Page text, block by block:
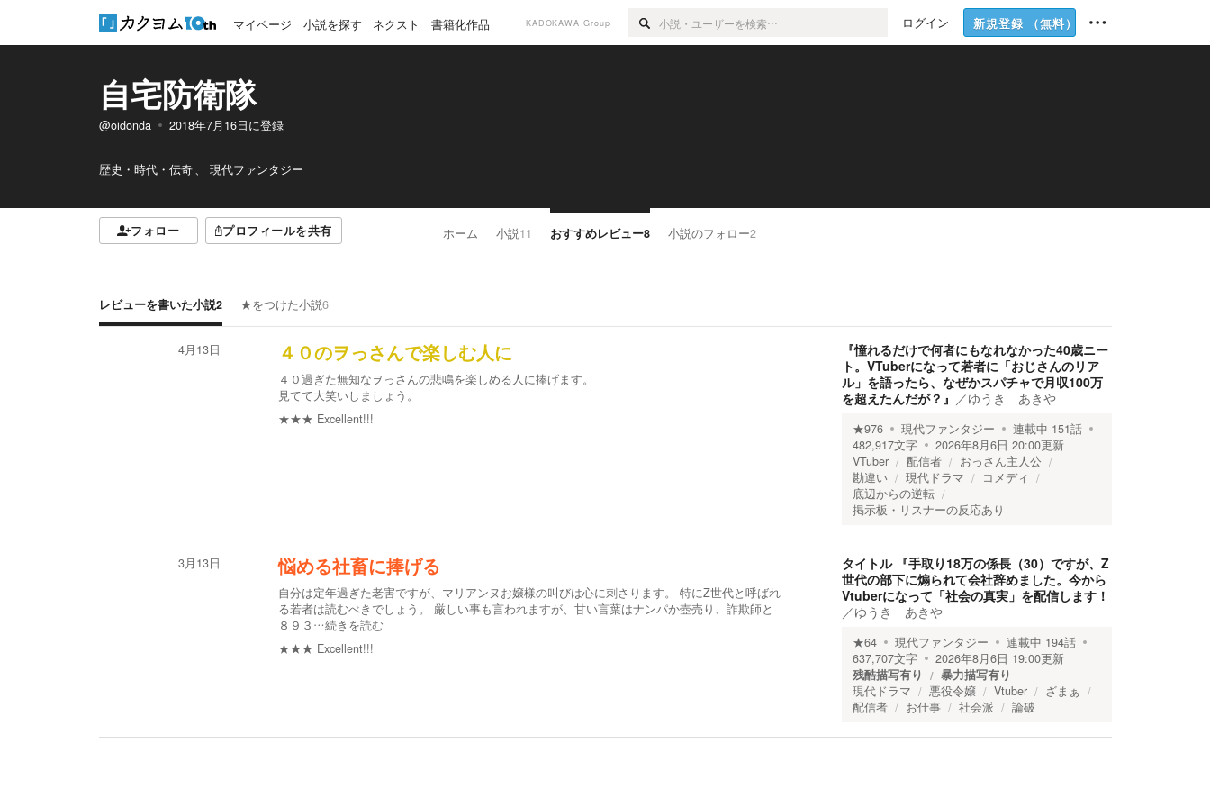
マイページ 小説を探す ネクスト 書籍化作品 KADOKAWA Group ログイン 新規登録 （無料）
自宅防衛隊
@oidonda 2018年7月16日に登録
歴史・時代・伝奇 現代ファンタジー
フォロー プロフィールを共有 ホーム 小説11 おすすめレビュー8 小説のフォロー2
レビューを書いた小説2 ★をつけた小説6
4月13日 ４０のヲっさんで楽しむ人に
４０過ぎた無知なヲっさんの悲鳴を楽しめる人に捧げます。
見てて大笑いしましょう。
★★★ Excellent!!!
『憧れるだけで何者にもなれなかった40歳ニー
ト。VTuberになって若者に「おじさんのリア
ル」を語ったら、なぜかスパチャで月収100万
を超えたんだが？』 ／ゆうき あきや
★976 現代ファンタジー 連載中 151話
482,917文字 2026年8月6日 20:00更新
VTuber
配信者
おっさん主人公
勘違い
現代ドラマ
コメディ
底辺からの逆転
掲示板・リスナーの反応あり
3月13日 悩める社畜に捧げる
自分は定年過ぎた老害ですが、マリアンヌお嬢様の叫びは心に刺さります。 特にZ世代と呼ばれ
る若者は読むべきでしょう。 厳しい事も言われますが、甘い言葉はナンパか壺売り、詐欺師と
８９３ …続きを読む
★★★ Excellent!!!
タイトル 『手取り18万の係長（30）ですが、Z
世代の部下に煽られて会社辞めました。今から
Vtuberになって「社会の真実」を配信します！
／ゆうき あきや
★64 現代ファンタジー 連載中 194話
637,707文字 2026年8月6日 19:00更新
残酷描写有り
暴力描写有り
現代ドラマ
悪役令嬢 Vtuber
ざまぁ
配信者
お仕事 社会派 論破